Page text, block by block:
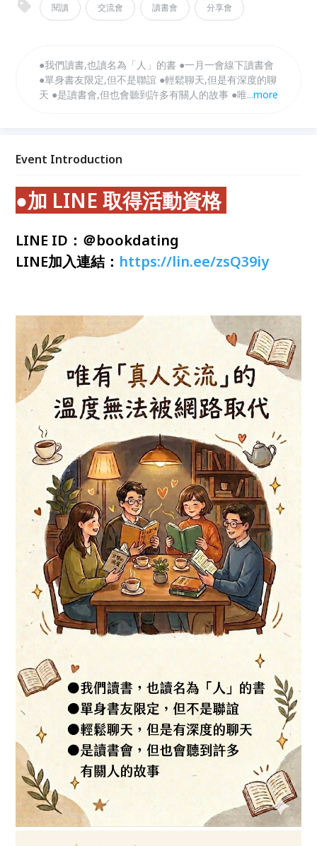
閱讀 交流會 讀書會 分享會
●我們讀書,也讀名為「人」的書 ●一月一會線下讀書會
●單身書友限定,但不是聯誼 ●輕鬆聊天,但是有深度的聊
天 ●是讀書會,但也會聽到許多有關人的故事 ●唯有真人
...more
Event Introduction
●加 LINE 取得活動資格
LINE ID：＠bookdating
LINE加入連結： https://lin.ee/zsQ39iy